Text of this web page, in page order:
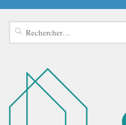
Rechercher :